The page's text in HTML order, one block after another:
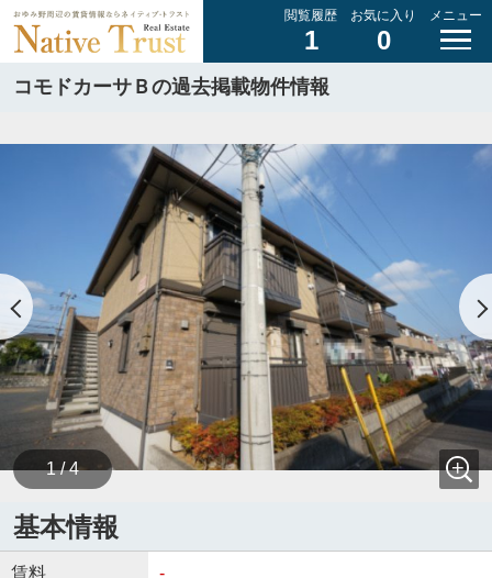
閲覧履歴
1
お気に入り
0
メニュー
コモドカーサＢの過去掲載物件情報
1 / 4
基本情報
賃料 -